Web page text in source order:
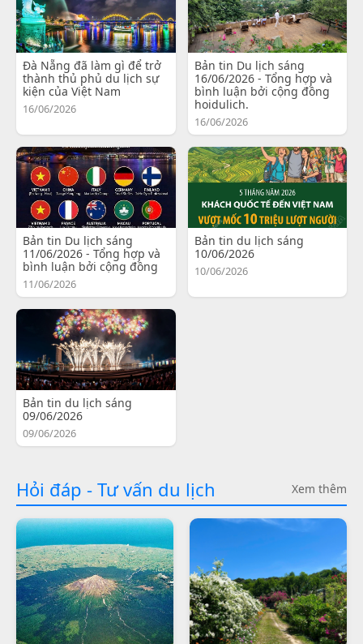
Đà Nẵng đã làm gì để trở
thành thủ phủ du lịch sự
kiện của Việt Nam
16/06/2026
Bản tin Du lịch sáng
16/06/2026 - Tổng hợp và
bình luận bởi cộng đồng
hoidulich.
16/06/2026
Bản tin Du lịch sáng
11/06/2026 - Tổng hợp và
bình luận bởi cộng đồng
11/06/2026
Bản tin du lịch sáng
10/06/2026
10/06/2026
Bản tin du lịch sáng
09/06/2026
09/06/2026
Hỏi đáp - Tư vấn du lịch Xem thêm